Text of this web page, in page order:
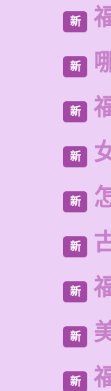
新
新
新
新
新
新
新
新
新